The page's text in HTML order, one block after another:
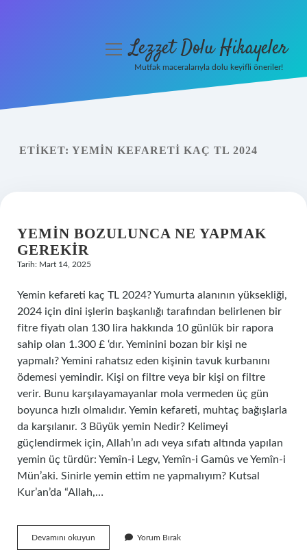
Yasal Uyarı
menüyüLezzet Dolu Hikayeler
Mutfak maceralarıyla dolu keyifli öneriler!
ETIKET: YEMIN KEFARETI KAÇ TL 2024
YEMIN BOZULUNCA NE YAPMAK
GEREKIR
Tarih: Mart 14, 2025
Yemin kefareti kaç TL 2024? Yumurta alanının yüksekliği,
2024 için dini işlerin başkanlığı tarafından belirlenen bir
fitre fiyatı olan 130 lira hakkında 10 günlük bir rapora
sahip olan 1.300 £ ‘dır. Yeminini bozan bir kişi ne
yapmalı? Yemini rahatsız eden kişinin tavuk kurbanını
ödemesi yemindir. Kişi on filtre veya bir kişi on filtre
verir. Bunu karşılayamayanlar mola vermeden üç gün
boyunca hızlı olmalıdır. Yemin kefareti, muhtaç bağışlarla
da karşılanır. 3 Büyük yemin Nedir? Kelimeyi
güçlendirmek için, Allah’ın adı veya sıfatı altında yapılan
yemin üç türdür: Yemîn-i Legv, Yemîn-i Gamûs ve Yemîn-i
Mün’aki. Sinirle yemin ettim ne yapmalıyım? Kutsal
Kur’an’da “Allah,…
Devamını okuyun
Bozulunca
Yorum Bırak